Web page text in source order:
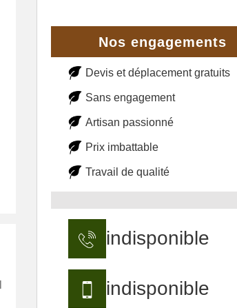
Nos engagements
Devis et déplacement gratuits
Sans engagement
Artisan passionné
Prix imbattable
Travail de qualité
indisponible
indisponible